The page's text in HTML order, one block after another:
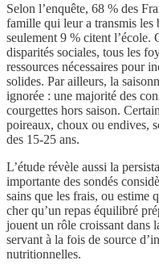
Selon l’enquête, 68 % des
famille qui leur a transmis les
seulement 9 % citent l’école.
disparités sociales, tous les
ressources nécessaires pour
solides. Par ailleurs, la
ignorée : une majorité des
courgettes hors saison.
poireaux, choux ou endives,
des 15-25 ans.
L’étude révèle aussi la
importante des sondés
sains que les frais, ou estime
cher qu’un repas équilibré
jouent un rôle croissant dans
servant à la fois de source
nutritionnelles.